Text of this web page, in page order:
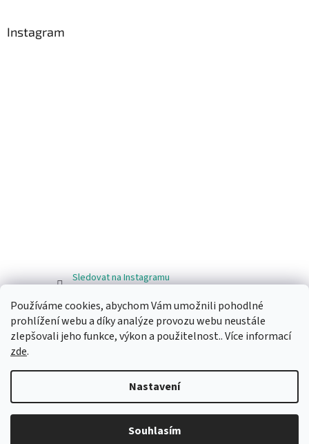
Používáme cookies, abychom Vám umožnili pohodlné
prohlížení webu a díky analýze provozu webu neustále
zlepšovali jeho funkce, výkon a použitelnost.. Více informací
zde.
Nastavení
Souhlasím
Instagram
Sledovat na Instagramu
Facebook
Vytvořil Shoptet
Ragos.cz. Všechna práva vyhrazena.